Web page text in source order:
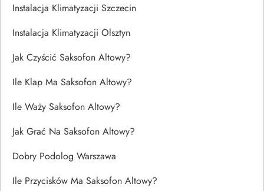
Instalacja Klimatyzacji Szczecin
Instalacja Klimatyzacji Olsztyn
Jak Czyścić Saksofon Altowy?
Ile Klap Ma Saksofon Altowy?
Ile Waży Saksofon Altowy?
Jak Grać Na Saksofon Altowy?
Dobry Podolog Warszawa
Ile Przycisków Ma Saksofon Altowy?